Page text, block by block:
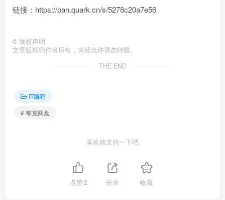
链接：https://pan.quark.cn/s/5278c20a7e56
© 版权声明
文章版权归作者所有，未经允许请勿转载。
THE END
IT编程
# 夸克网盘
喜欢就支持一下吧
点赞2 分享 收藏